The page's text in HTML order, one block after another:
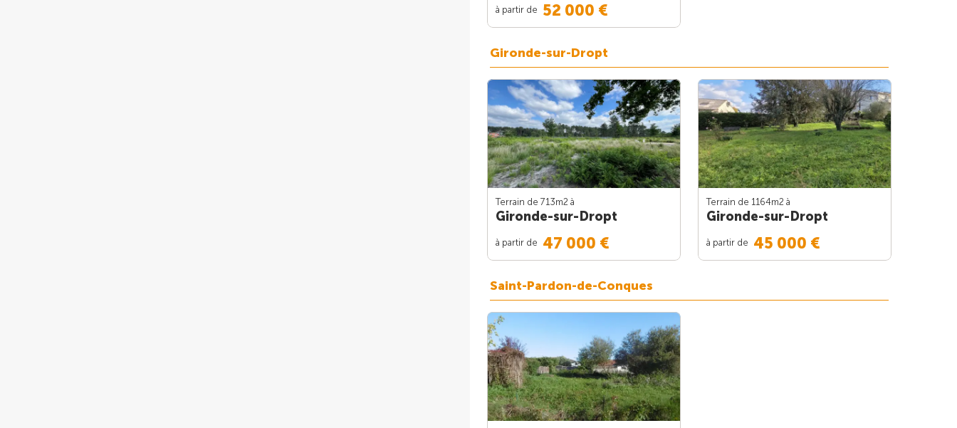
à partir de 52 000 €
Gironde-sur-Dropt
Terrain de 713m2 à
Gironde-sur-Dropt
à partir de 47 000 €
Terrain de 1164m2 à
Gironde-sur-Dropt
à partir de 45 000 €
Saint-Pardon-de-Conques